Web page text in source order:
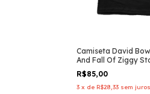
Camiseta David
And Fall Of Ziggy
The Spiders From
R$85,00
3 x de R$28,33 sem juros